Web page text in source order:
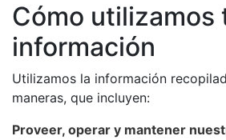
Cómo utilizamos
información
Utilizamos la información
maneras, que incluyen:
Proveer, operar y mantener